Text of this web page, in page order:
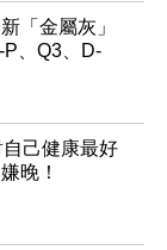
「金屬灰」
P、Q3、D-
己健康最好
晚！